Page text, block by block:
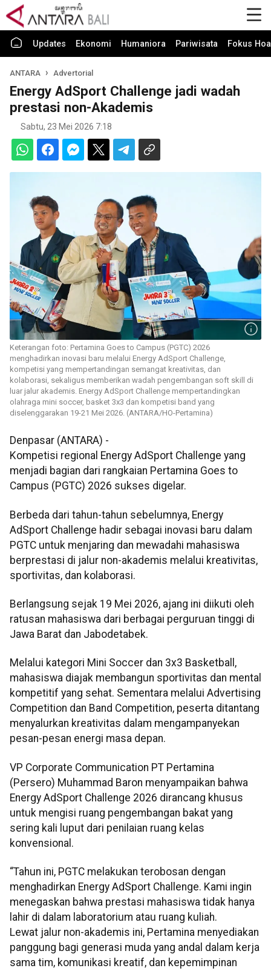
Updates Ekonomi Humaniora Pariwisata Fokus
ANTARA Advertorial
Energy AdSport Challenge jadi wadah
prestasi non-Akademis
Sabtu, 23 Mei 2026 7:18
Keterangan foto: Pertamina Goes to Campus (PGTC) 2026
menghadirkan inovasi baru melalui Energy AdSport Challenge,
kompetisi yang mempertandingan semangat kreativitas, dan
kolaborasi, sekaligus memberikan wadah pengembangan soft skill di
luar jalur akademis. Energy AdSport Challenge mempertandingkan
olahraga mini soccer, basket 3x3 dan kompetisi band yang
diselenggarakan 19-21 Mei 2026. (ANTARA/HO-Pertamina)
Denpasar (ANTARA) -
Kompetisi regional Energy AdSport Challenge yang
menjadi bagian dari rangkaian Pertamina Goes to
Campus (PGTC) 2026 sukses digelar.
Berbeda dari tahun-tahun sebelumnya, Energy
AdSport Challenge hadir sebagai inovasi baru dalam
PGTC untuk menjaring dan mewadahi mahasiswa
berprestasi di jalur non-akademis melalui kreativitas,
sportivitas, dan kolaborasi.
Berlangsung sejak 19 Mei 2026, ajang ini diikuti oleh
ratusan mahasiswa dari berbagai perguruan tinggi di
Jawa Barat dan Jabodetabek.
Melalui kategori Mini Soccer dan 3x3 Basketball,
mahasiswa diajak membangun sportivitas dan mental
kompetitif yang sehat. Sementara melalui Advertising
Competition dan Band Competition, peserta ditantang
menyalurkan kreativitas dalam mengampanyekan
pesan-pesan energi masa depan.
VP Corporate Communication PT Pertamina
(Persero) Muhammad Baron menyampaikan bahwa
Energy AdSport Challenge 2026 dirancang khusus
untuk mengisi ruang pengembangan bakat yang
sering kali luput dari penilaian ruang kelas
konvensional.
“Tahun ini, PGTC melakukan terobosan dengan
menghadirkan Energy AdSport Challenge. Kami ingin
menegaskan bahwa prestasi mahasiswa tidak hanya
lahir di dalam laboratorium atau ruang kuliah.
Lewat jalur non-akademis ini, Pertamina menyediakan
panggung bagi generasi muda yang andal dalam kerja
sama tim, komunikasi kreatif, dan kepemimpinan